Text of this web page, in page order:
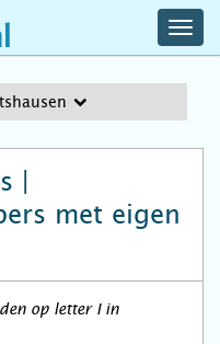
|
met eigen
op letter I in